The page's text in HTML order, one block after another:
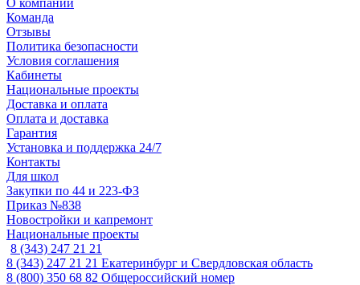
О компании
Команда
Отзывы
Политика безопасности
Условия соглашения
Кабинеты
Национальные проекты
Доставка и оплата
Оплата и доставка
Гарантия
Установка и поддержка 24/7
Контакты
Для школ
Закупки по 44 и 223-ФЗ
Приказ №838
Новостройки и капремонт
Национальные проекты
8 (343) 247 21 21
8 (343) 247 21 21 Екатеринбург и Свердловская область
8 (800) 350 68 82 Общероссийский номер